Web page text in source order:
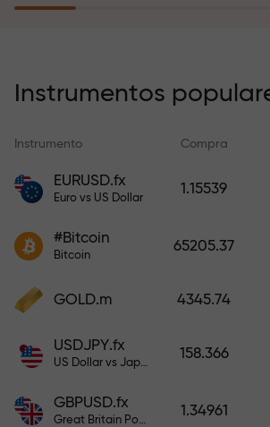
recargar su cuenta.
compensa sus pérdidas y
garantiza triplicar el beneficio
tranquilidad: su capital está
bono mil veces mayor que su
depósito, mayor será el
Instrumentos
Instrumento Compra
EURUSD.fx
Euro vs US Dollar
1.15539
#Bitcoin
Bitcoin
65205.37
GOLD.m 4345.74
USDJPY.fx
US Dollar vs Japanese Yen
158.366
GBPUSD.fx
Great Britain Pound vs US Dollar
1.34961